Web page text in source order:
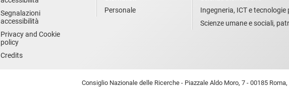
Segnalazioni
accessibilità
Privacy and Cookie
policy
Credits
Personale
Ingegneria, ICT e
Scienze umane e sociali,
Consiglio Nazionale delle Ricerche - Piazzale Aldo Moro, 7 - 00185